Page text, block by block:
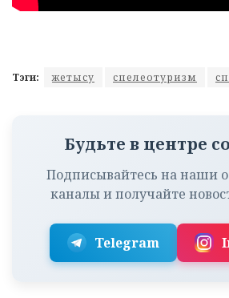
Тэги: жетысу спелеотуризм
Будьте в центре
Подписывайтесь на наши
каналы и получайте
Telegram